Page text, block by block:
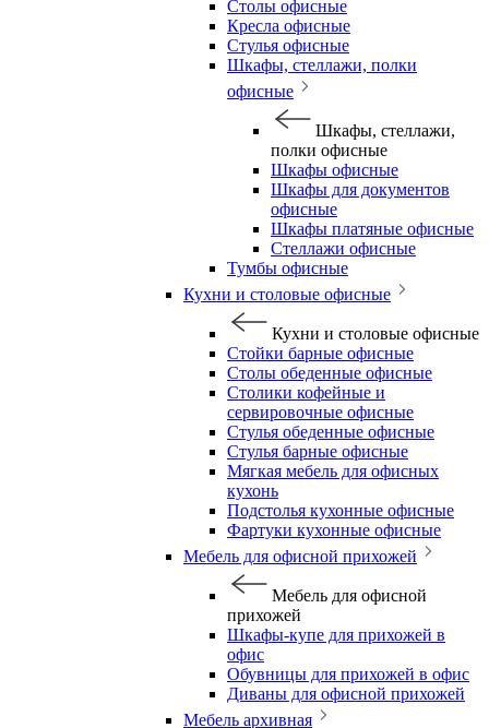
Столы офисные
Кресла офисные
Стулья офисные
Шкафы, стеллажи, полки
офисные
Шкафы, стеллажи,
полки офисные
Шкафы офисные
Шкафы для документов
офисные
Шкафы платяные офисные
Стеллажи офисные
Тумбы офисные
Кухни и столовые офисные
Кухни и столовые офисные
Стойки барные офисные
Столы обеденные офисные
Столики кофейные и
сервировочные офисные
Стулья обеденные офисные
Стулья барные офисные
Мягкая мебель для офисных
кухонь
Подстолья кухонные офисные
Фартуки кухонные офисные
Мебель для офисной прихожей
Мебель для офисной
прихожей
Шкафы-купе для прихожей в
офис
Обувницы для прихожей в офис
Диваны для офисной прихожей
Мебель архивная